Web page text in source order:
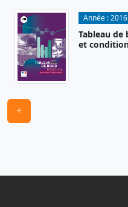
Année :2016
Tableau
et
+